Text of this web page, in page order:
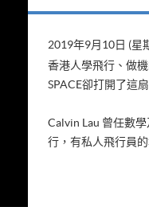
2019年9月10日 (星
香港人學飛行、做
SPACE卻打開了這
Calvin Lau 曾任數
行，有私人飛行員